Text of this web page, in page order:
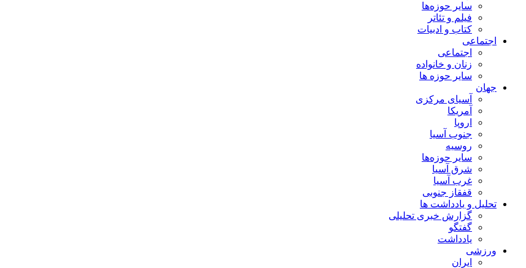
سایر حوزه‌ها
فیلم و تئاتر
کتاب و ادبیات
اجتماعی
اجتماعی
زنان و خانواده
سایر حوزه ها
جهان
آسیای مرکزی
آمریکا
اروپا
جنوب آسیا
روسیه
سایر حوزه‌ها
شرق آسیا
غرب آسیا
قفقاز جنوبی
تحلیل و یادداشت ها
گزارش خبری تحلیلی
گفتگو
یادداشت
ورزشی
ایران